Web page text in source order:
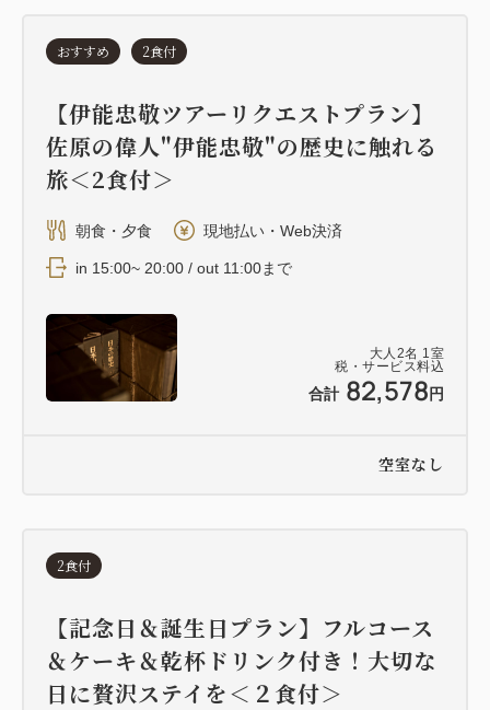
大人 2名 1 室
税・サービス料込
合計 82,578 円
おすすめ 2食付
【伊能忠敬ツアーリクエストプラン】
佐原の偉人"伊能忠敬"の歴史に触れる
旅＜2食付＞
朝食・夕食 現地払い・Web決済
in 15:00~ 20:00 / out 11:00まで
空室なし
2食付
【記念日＆誕生日プラン】フルコース
＆ケーキ＆乾杯ドリンク付き！大切な
日に贅沢ステイを＜２食付＞